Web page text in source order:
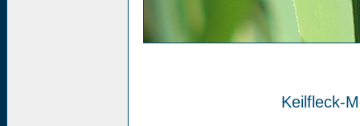
Keilfleck-